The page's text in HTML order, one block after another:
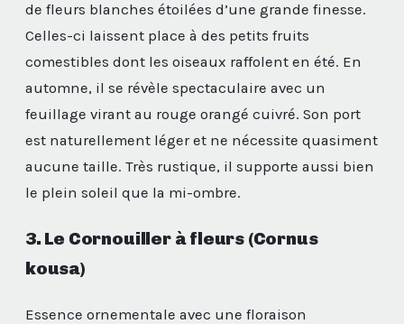
de fleurs blanches étoilées d’une grande finesse.
Celles-ci laissent place à des petits fruits
comestibles dont les oiseaux raffolent en été. En
automne, il se révèle spectaculaire avec un
feuillage virant au rouge orangé cuivré. Son port
est naturellement léger et ne nécessite quasiment
aucune taille. Très rustique, il supporte aussi bien
le plein soleil que la mi-ombre.
3. Le Cornouiller à fleurs (Cornus
kousa)
Essence ornementale avec une floraison